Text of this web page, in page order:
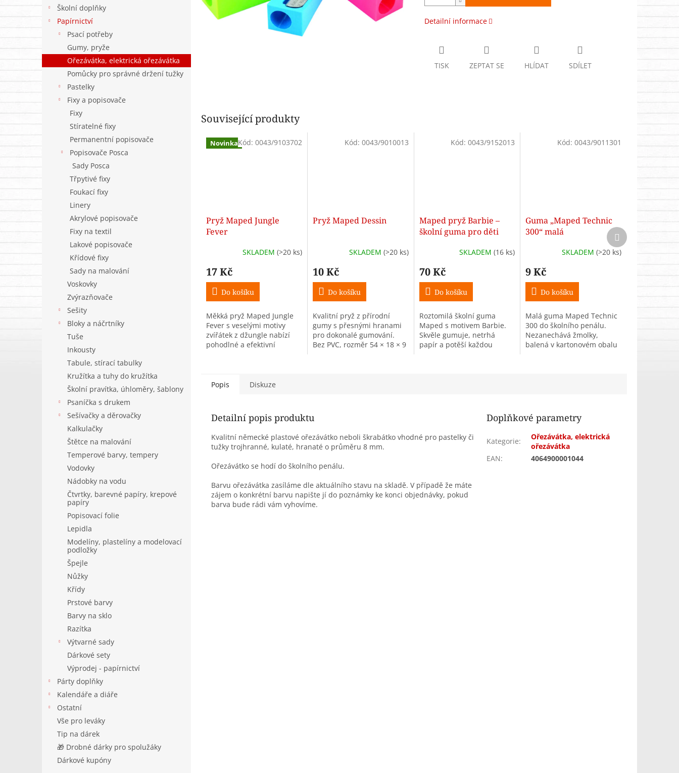
Školní doplňky
Papírnictví
Psací potřeby
Gumy, pryže
Ořezávátka, elektrická ořezávátka
Pomůcky pro správné držení tužky
Pastelky
Fixy a popisovače
Fixy
Stíratelné fixy
Permanentní popisovače
Popisovače Posca
Sady Posca
Třpytivé fixy
Foukací fixy
Linery
Akrylové popisovače
Fixy na textil
Lakové popisovače
Křídové fixy
Sady na malování
Voskovky
Zvýrazňovače
Sešity
Bloky a náčrtníky
Tuše
Inkousty
Tabule, stírací tabulky
Kružítka a tuhy do kružítka
Školní pravítka, úhloměry, šablony
Psaníčka s drukem
Sešívačky a děrovačky
Kalkulačky
Štětce na malování
Temperové barvy, tempery
Vodovky
Nádobky na vodu
Čtvrtky, barevné papíry, krepové
papíry
Popisovací folie
Lepidla
Modelíny, plastelíny a modelovací
podložky
Špejle
Nůžky
Křídy
Prstové barvy
Barvy na sklo
Razítka
Výtvarné sady
Dárkové sety
Výprodej - papírnictví
Párty doplňky
Kalendáře a diáře
Ostatní
Vše pro leváky
Tip na dárek
🎁 Drobné dárky pro spolužáky
Dárkové kupóny
Detailní informace
TISK ZEPTAT SE HLÍDAT SDÍLET
Související produkty
Novinka
Pryž Maped Jungle
Fever
SKLADEM (>20 ks)
17 Kč
Do košíku
Měkká pryž Maped Jungle
Fever s veselými motivy
zvířátek z džungle nabízí
pohodlné a efektivní
Kód: 0043/9103702
Pryž Maped Dessin
SKLADEM (>20 ks)
10 Kč
Do košíku
Kvalitní pryž z přírodní
gumy s přesnými hranami
pro dokonalé gumování.
Bez PVC, rozměr 54 × 18 × 9
Kód: 0043/9010013
Maped pryž Barbie –
školní guma pro děti
SKLADEM(16 ks)
70 Kč
Do košíku
Roztomilá školní guma
Maped s motivem Barbie.
Skvěle gumuje, netrhá
papír a potěší každou
Kód:0043/9152013
Guma „Maped Technic
300“ malá
SKLADEM (>20 ks)
9 Kč
Do košíku
Malá guma Maped Technic
300 do školního penálu.
Nezanechává žmolky,
balená v kartonovém obalu
Kód: 0043/9011301
Další
produkt
Popis Diskuze
Detailní popis produktu
Kvalitní německé plastové ořezávátko neboli škrabátko vhodné pro pastelky či
tužky trojhranné, kulaté, hranaté o průměru 8 mm.
Ořezávátko se hodí do školního penálu.
Barvu ořezávátka zasíláme dle aktuálního stavu na skladě. V případě že máte
zájem o konkrétní barvu napište jí do poznámky ke konci objednávky, pokud
barva bude rádi vám vyhovíme.
Doplňkové parametry
Kategorie:
Ořezávátka, elektrická
ořezávátka
EAN: 4064900001044